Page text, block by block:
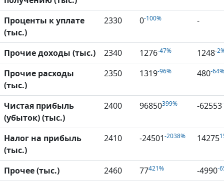
Проценты к уплате
(тыс.)
2330 0-100% -
Прочие доходы (тыс.) 2340 1276-47% 1248-
Прочие расходы
(тыс.)
2350 1319-96% 480-64%
Чистая прибыль
(убыток) (тыс.)
2400 96850399% -62553
Налог на прибыль
(тыс.)
2410 -24501-2038% 14275
Прочее (тыс.) 2460 77421% -4990-